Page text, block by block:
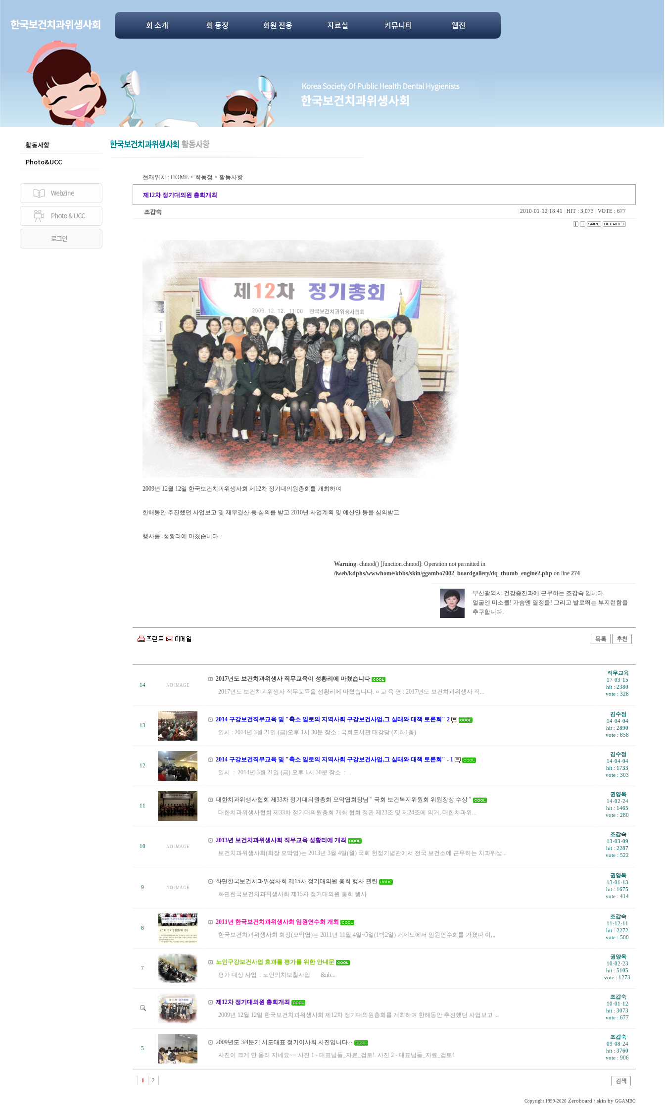
회 소개 회 동정 회원 전용 자료실 커뮤니티 웹진
활동사항
Photo&UCC
현재위치 : HOME > 회동정 > 활동사항
제12차 정기대의원 총회개최
조갑숙 2010·01·12 18:41 HIT : 3,073 VOTE : 677
2009년 12월 12일 한국보건치과위생사회 제12차 정기대의원총회를 개최하여
한해동안 추진했던 사업보고 및 재무결산 등 심의를 받고 2010년 사업계획 및 예산안 등을 심의받고
행사를 성황리에 마쳤습니다.
Warning: chmod() [function.chmod]: Operation not permitted in
/iweb/kdphs/wwwhome/kbbs/skin/ggambo7002_boardgallery/dq_thumb_engine2.php on line 274
부산광역시 건강증진과에 근무하는 조갑숙 입니다.
얼굴엔 미소를! 가슴엔 열정을! 그리고 발로뛰는 부지런함을
추구합니다.
14 NO IMAGE
2017년도 보건치과위생사 직무교육이 성황리에 마쳤습니다
2017년도 보건치괴위생사 직무교육을 성황리에 마쳤습니다. ○ 교 육 명 : 2017년도 보건치과위생사 직...
직무교육
17·03·15
hit : 2380
vote : 328
13
2014 구강보건직무교육 및 "축소 일로의 지역사회 구강보건사업,그 실태와 대책 토론회" 2
일시 : 2014년 3월 21일 (금)오후 1시 30분 장소 : 국회도서관 대강당 (지하1층)
김수점
14·04·04
hit : 2890
vote : 858
12
2014 구강보건직무교육 및 "축소 일로의 지역사회 구강보건사업,그 실태와 대책 토론회" - 1
일시 : 2014년 3월 21일 (금) 오후 1시 30분 장소 : ...
김수점
14·04·04
hit : 1733
vote : 303
11
대한치과위생사협회 제33차 정기대의원총회 오막엽회장님 " 국회 보건복지위원회 위원장상 수상 "
대한치과위생사협회 제33차 정기대의원총회 개최 협회 정관 제23조 및 제24조에 의거, 대한치과위...
권양옥
14·02·24
hit : 1465
vote : 280
10 NO IMAGE
2013년 보건치과위생사회 직무교육 성황리에 개최
보건치과위생사회(회장 오막엽)는 2013년 3월 4일(월) 국회 헌정기념관에서 전국 보건소에 근무하는 치과위생...
조갑숙
13·03·09
hit : 2287
vote : 522
9 NO IMAGE
화면한국보건치과위생사회 제15차 정기대의원 총회 행사 관련
화면한국보건치과위생사회 제15차 정기대의원 총회 행사
권양옥
13·01·13
hit : 1675
vote : 414
8
2011년 한국보건치과위생사회 임원연수회 개최
한국보건치과위생사회 회장(오막엽)는 2011년 11월 4일~5일(1박2일) 거제도에서 임원연수회를 가졌다 이...
조갑숙
11·12·11
hit : 2272
vote : 500
7
노인구강보건사업 효과를 평가를 위한 안내문
평가 대상 사업 : 노인의치보철사업 &nb...
권양옥
10·02·23
hit : 5105
vote : 1273
제12차 정기대의원 총회개최
2009년 12월 12일 한국보건치과위생사회 제12차 정기대의원총회를 개최하여 한해동안 추진했던 사업보고 ...
조갑숙
10·01·12
hit : 3073
vote : 677
5
2009년도 3/4분기 시도대표 정기이사회 사진입니다.~
사진이 크게 안 올려 지네요~~ 사진 1 - 대표님들_자료_검토!. 사진 2 - 대표님들_자료_검토!.
조갑숙
09·08·24
hit : 3760
vote : 906
1 2
Copyright 1999-2026 Zeroboard / skin by GGAMBO